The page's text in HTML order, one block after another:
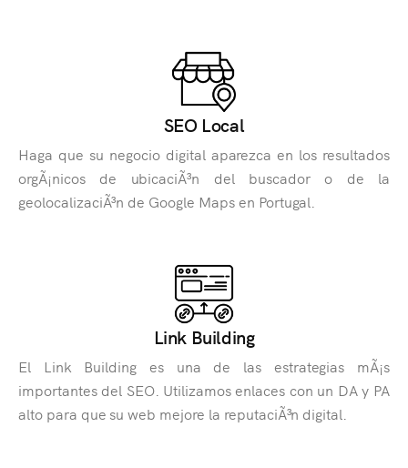
SEO Local
Haga que su negocio digital aparezca en los resultados
orgÃ¡nicos de ubicaciÃ³n del buscador o de la
geolocalizaciÃ³n de Google Maps en Portugal.
Link Building
El Link Building es una de las estrategias mÃ¡s
importantes del SEO. Utilizamos enlaces con un DA y PA
alto para que su web mejore la reputaciÃ³n digital.